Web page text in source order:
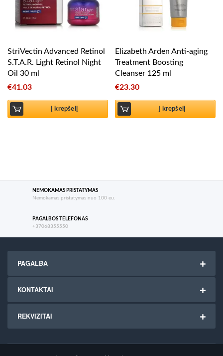
StriVectin Advanced Retinol
S.T.A.R. Light Retinol Night
Oil 30 ml
€41.03
Į krepšelį
Elizabeth Arden Anti-aging
Treatment Boosting
Cleanser 125 ml
€23.30
Į krepšelį
NEMOKAMAS PRISTATYMAS
Nemokamas pristatymas nuo 100 eu.
PAGALBOS TELEFONAS
+37068355550
PAGALBA
KONTAKTAI
REKVIZITAI